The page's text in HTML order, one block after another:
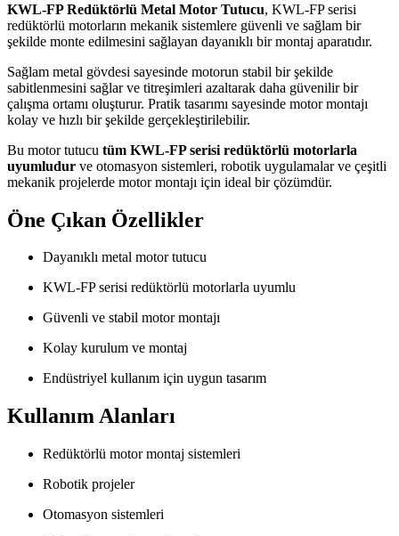
KWL-FP Redüktörlü Metal Motor Tutucu, KWL-FP serisi
redüktörlü motorların mekanik sistemlere güvenli ve sağlam bir
şekilde monte edilmesini sağlayan dayanıklı bir montaj aparatıdır.
Sağlam metal gövdesi sayesinde motorun stabil bir şekilde
sabitlenmesini sağlar ve titreşimleri azaltarak daha güvenilir bir
çalışma ortamı oluşturur. Pratik tasarımı sayesinde motor montajı
kolay ve hızlı bir şekilde gerçekleştirilebilir.
Bu motor tutucu tüm KWL-FP serisi redüktörlü motorlarla
uyumludur ve otomasyon sistemleri, robotik uygulamalar ve çeşitli
mekanik projelerde motor montajı için ideal bir çözümdür.
Öne Çıkan Özellikler
Dayanıklı metal motor tutucu
KWL-FP serisi redüktörlü motorlarla uyumlu
Güvenli ve stabil motor montajı
Kolay kurulum ve montaj
Endüstriyel kullanım için uygun tasarım
Kullanım Alanları
Redüktörlü motor montaj sistemleri
Robotik projeler
Otomasyon sistemleri